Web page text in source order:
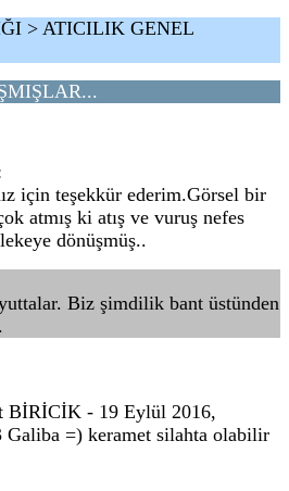
> ATICILIK GENEL
için teşekkür ederim.Görsel bir
atmış ki atış ve vuruş nefes
dönüşmüş..
Biz şimdilik bant üstünden
BİRİCİK - 19 Eylül 2016,
Galiba =) keramet silahta olabilir